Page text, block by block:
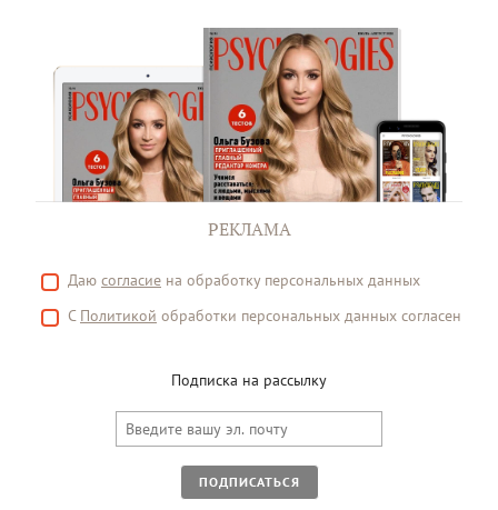
РЕКЛАМА
Даю согласие на обработку персональных данных
С Политикой обработки персональных данных согласен
Подписка на рассылку
ПОДПИСАТЬСЯ